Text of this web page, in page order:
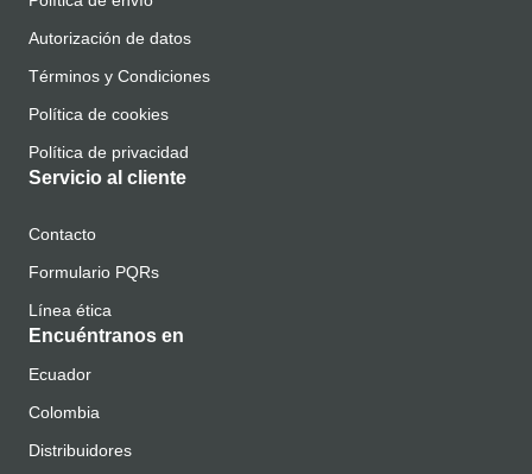
Autorización de datos
Términos y Condiciones
Política de cookies
Política de privacidad
Servicio al cliente
Contacto
Formulario PQRs
Línea ética
Encuéntranos en
Ecuador
Colombia
Distribuidores